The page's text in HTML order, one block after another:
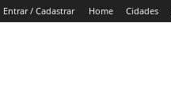
Entrar / Cadastrar Home Cidades